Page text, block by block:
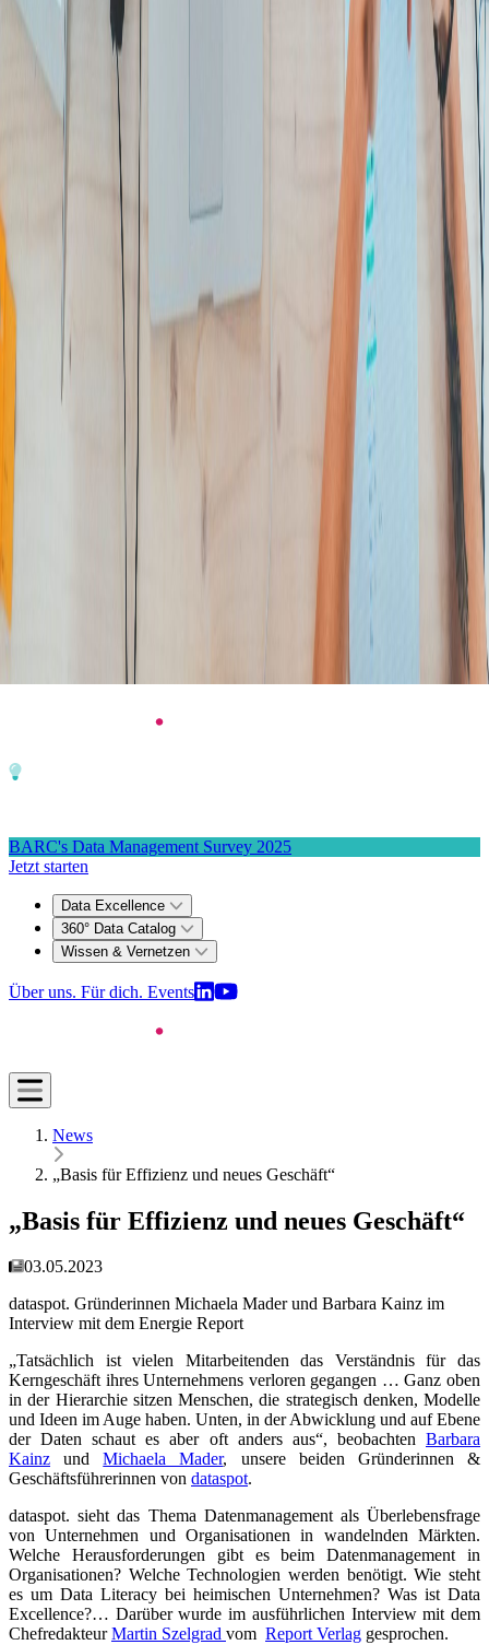
BARC's Data Management Survey 2025
Jetzt starten
Data Excellence
360° Data Catalog
Wissen & Vernetzen
Über uns. Für dich. Events
News
„Basis für Effizienz und neues Geschäft“
„Basis für Effizienz und neues Geschäft“
03.05.2023
dataspot. Gründerinnen Michaela Mader und Barbara Kainz im
Interview mit dem Energie Report
„Tatsächlich ist vielen Mitarbeitenden das Verständnis für das
Kerngeschäft ihres Unternehmens verloren gegangen … Ganz oben
in der Hierarchie sitzen Menschen, die strategisch denken, Modelle
und Ideen im Auge haben. Unten, in der Abwicklung und auf Ebene
der Daten schaut es aber oft anders aus“, beobachten Barbara
Kainz undMichaela Mader, unsere beiden Gründerinnen &
Geschäftsführerinnen von dataspot.
dataspot. sieht das Thema Datenmanagement als Überlebensfrage
von Unternehmen und Organisationen in wandelnden Märkten.
Welche Herausforderungen gibt es beim Datenmanagement in
Organisationen? Welche Technologien werden benötigt. Wie steht
es um Data Literacy bei heimischen Unternehmen? Was ist Data
Excellence?… Darüber wurde im ausführlichen Interview mit dem
ChefredakteurMartin Szelgrad vom Report Verlag gesprochen.